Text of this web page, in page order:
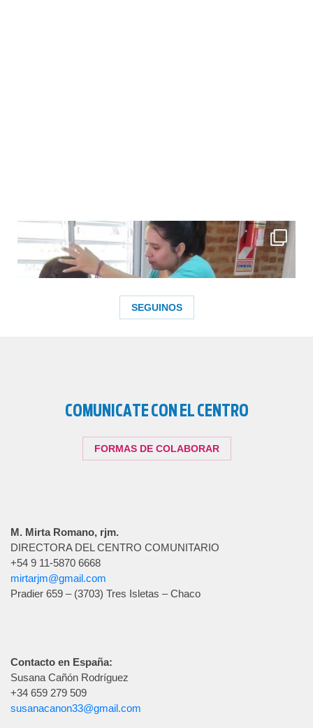
SEGUINOS
COMUNICATE CON EL CENTRO
FORMAS DE COLABORAR
M. Mirta Romano, rjm.
DIRECTORA DEL CENTRO COMUNITARIO
+54 9 11-5870 6668
mirtarjm@gmail.com
Pradier 659 – (3703) Tres Isletas – Chaco
Contacto en España:
Susana Cañón Rodríguez
+34 659 279 509
susanacanon33@gmail.com